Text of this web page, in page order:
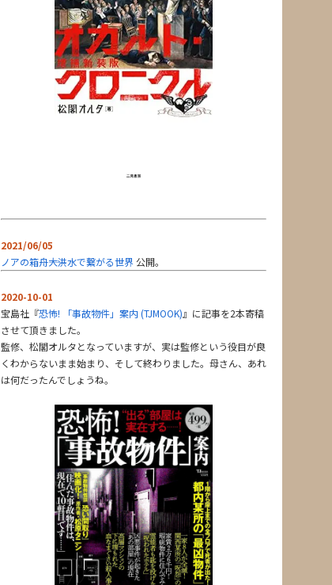
2021/06/05
ノアの箱舟――大洪水で繋がる世界公開。
2020-10-01
宝島社『恐怖! 「事故物件」案内 (TJMOOK)』に記事を2本寄稿
させて頂きました。
監修、松閣オルタとなっていますが、実は監修という役目が良
くわからないまま始まり、そして終わりました。母さん、あれ
は何だったんでしょうね。